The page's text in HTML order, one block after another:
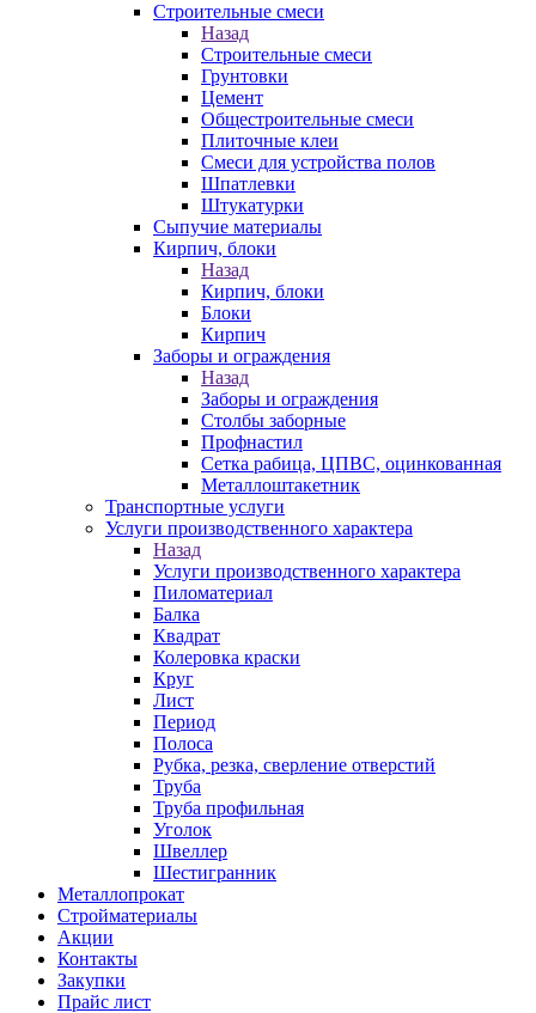
Строительные смеси
Назад
Строительные смеси
Грунтовки
Цемент
Общестроительные смеси
Плиточные клеи
Смеси для устройства полов
Шпатлевки
Штукатурки
Сыпучие материалы
Кирпич, блоки
Назад
Кирпич, блоки
Блоки
Кирпич
Заборы и ограждения
Назад
Заборы и ограждения
Столбы заборные
Профнастил
Сетка рабица, ЦПВС, оцинкованная
Металлоштакетник
Транспортные услуги
Услуги производственного характера
Назад
Услуги производственного характера
Пиломатериал
Балка
Квадрат
Колеровка краски
Круг
Лист
Период
Полоса
Рубка, резка, сверление отверстий
Труба
Труба профильная
Уголок
Швеллер
Шестигранник
Металлопрокат
Стройматериалы
Акции
Контакты
Закупки
Прайс лист